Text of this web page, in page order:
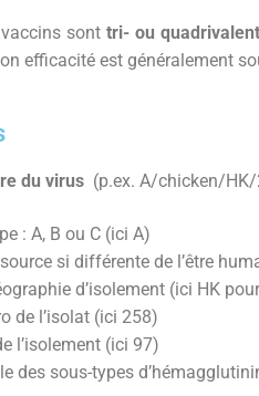
sont tri- ou
efficacité est généralement
du virus (p.ex. A/chicken/
: A, B ou C (ici A)
source si différente de l’être
d’isolement (ici HK
de l’isolat (ici 258)
l’isolement (ici 97)
des sous-types